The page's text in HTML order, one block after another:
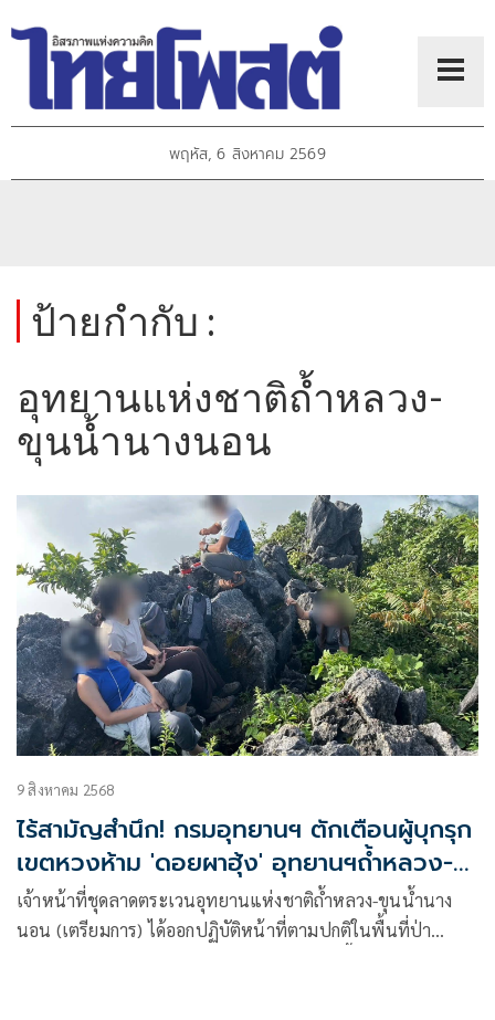
พฤหัส, 6 สิงหาคม 2569
ป้ายกำกับ :
อุทยานแห่งชาติถ้ำหลวง-
ขุนน้ำนางนอน
9 สิงหาคม 2568
ไร้สามัญสำนึก! กรมอุทยานฯ ตักเตือนผู้บุกรุก
เขตหวงห้าม 'ดอยผาฮุ้ง' อุทยานฯถ้ำหลวง-
นางนอน
เจ้าหน้าที่ชุดลาดตระเวนอุทยานแห่งชาติถ้ำหลวง-ขุนน้ำนาง
นอน (เตรียมการ)​ ได้ออกปฏิบัติหน้าที่ตามปกติในพื้นที่ป่า